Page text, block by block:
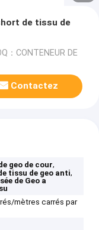
de tissu de
：CONTENEUR DE
Contactez
geo de cour,
tissu de geo anti,
de Geo a
mètres carrés par